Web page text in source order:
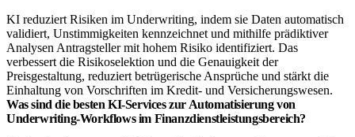
KI reduziert Risiken im Underwriting, indem sie Daten automatisch
validiert, Unstimmigkeiten kennzeichnet und mithilfe prädiktiver
Analysen Antragsteller mit hohem Risiko identifiziert. Das
verbessert die Risikoselektion und die Genauigkeit der
Preisgestaltung, reduziert betrügerische Ansprüche und stärkt die
Einhaltung von Vorschriften im Kredit- und Versicherungswesen.
Was sind die besten KI-Services zur Automatisierung von
Underwriting-Workflows im Finanzdienstleistungsbereich?